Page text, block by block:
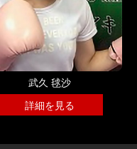
武久 毬沙
詳細を見る